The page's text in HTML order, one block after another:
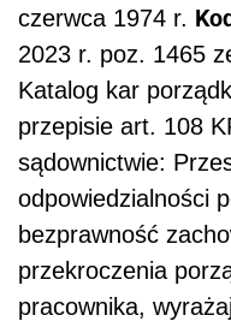
czerwca 1974 r.
2023 r. poz. 1465
Katalog kar
przepisie art. 108
sądownictwie:
odpowiedzialności
bezprawność
przekroczenia
pracownika,